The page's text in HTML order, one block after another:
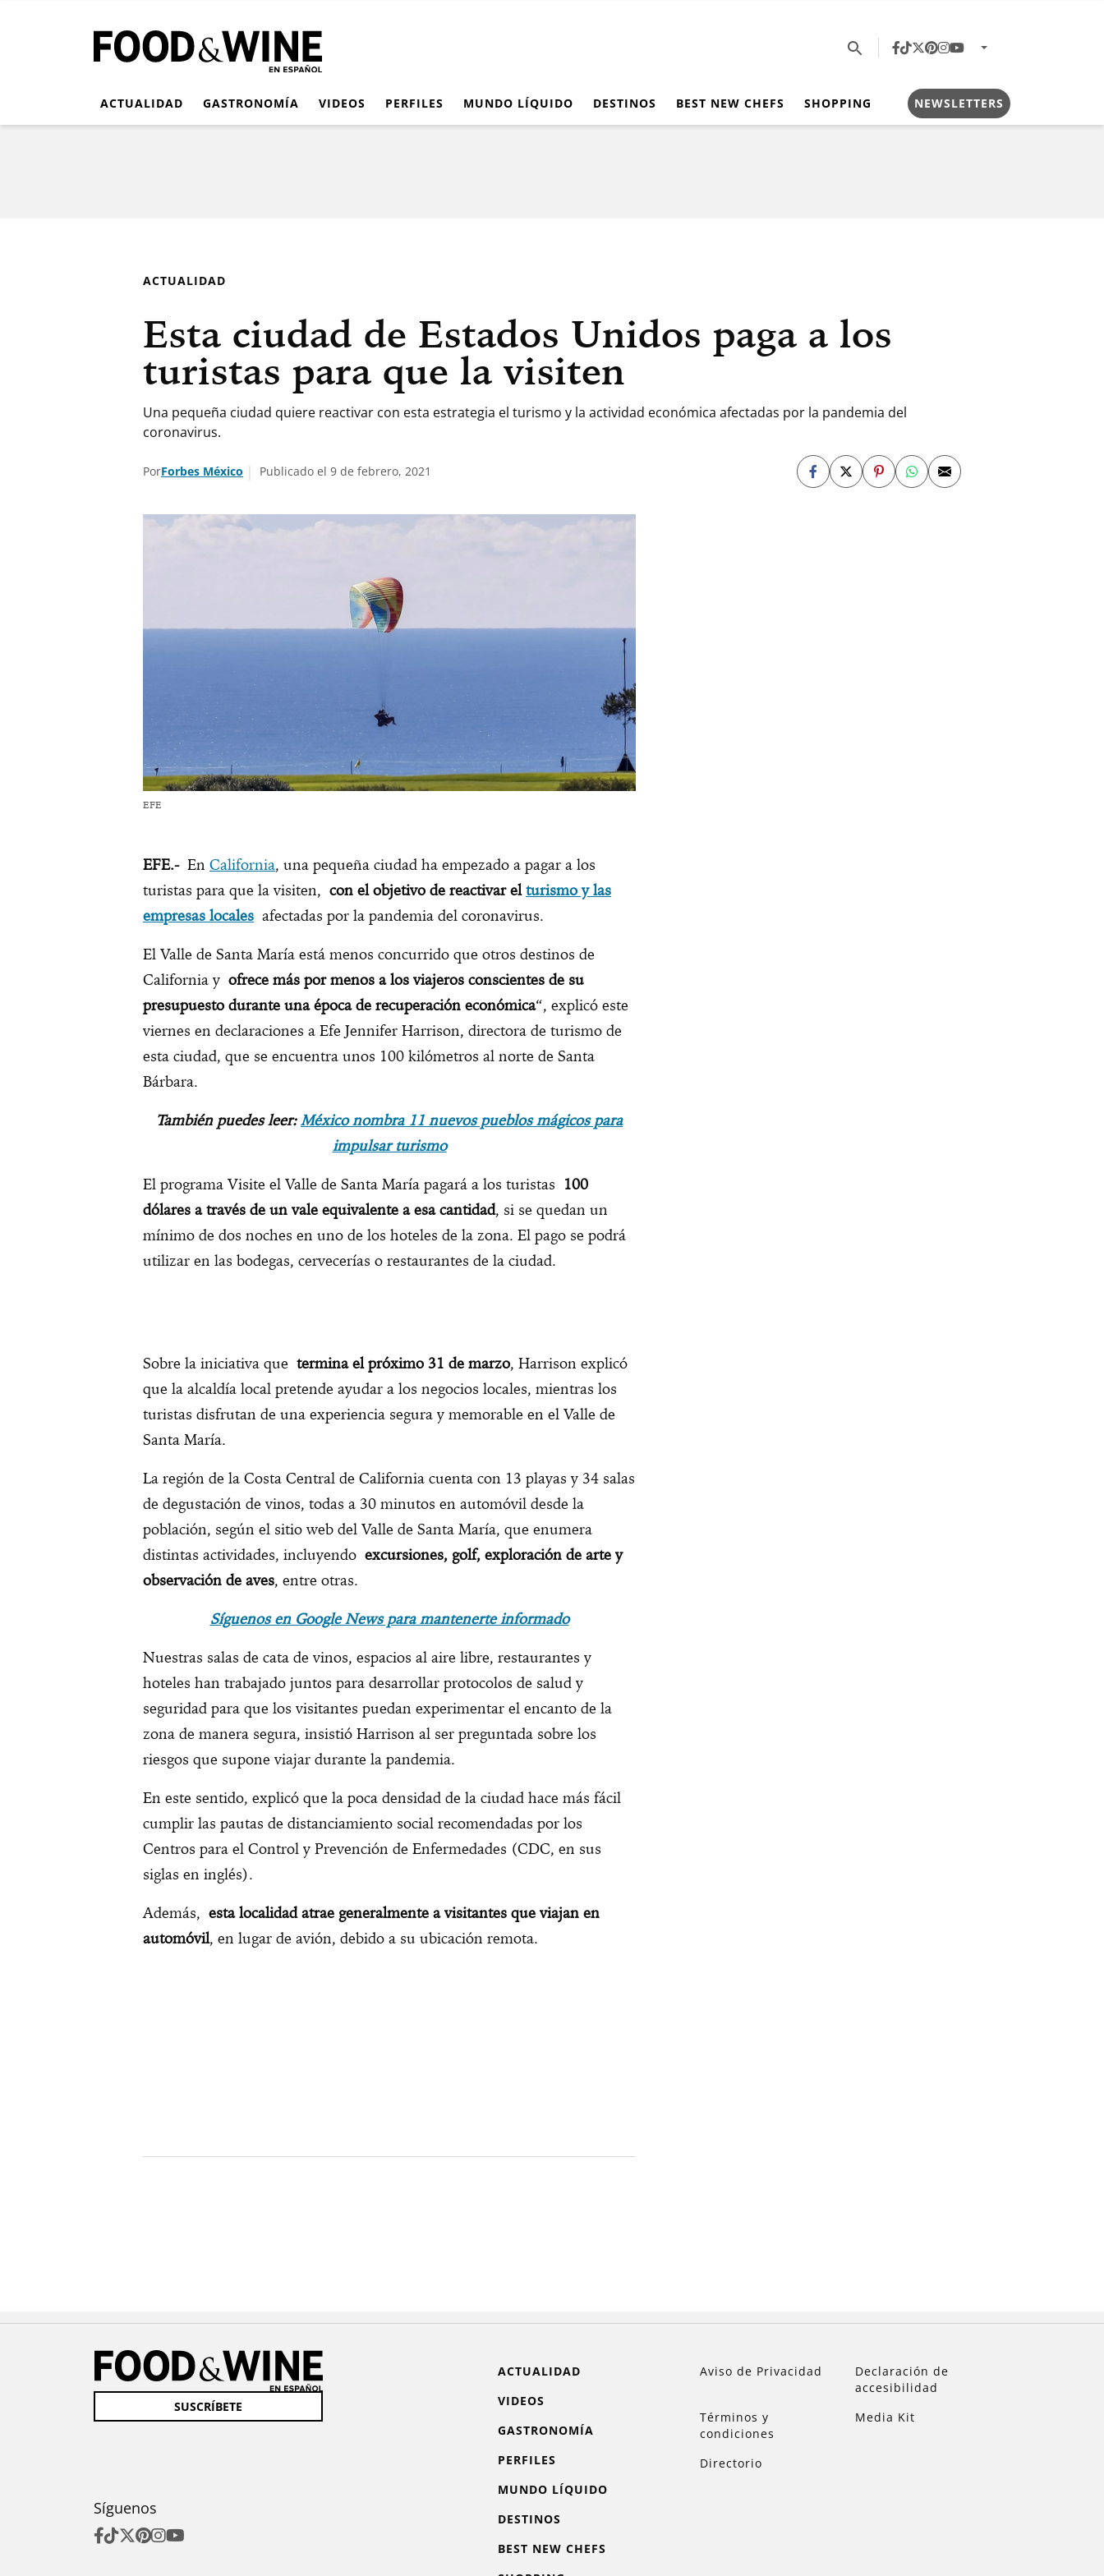
ACTUALIDAD GASTRONOMÍA VIDEOS PERFILES MUNDO LÍQUIDO DESTINOS BEST NEW CHEFS SHOPPING NEWSLETTERS
ACTUALIDAD
Esta ciudad de Estados Unidos paga a los
turistas para que la visiten
Una pequeña ciudad quiere reactivar con esta estrategia el turismo y la actividad económica afectadas por la pandemia del
coronavirus.
PorForbes México Publicado el 9 de febrero, 2021
EFE
EFE.-En California, una pequeña ciudad ha empezado a pagar a los
turistas para que la visiten, con el objetivo de reactivar elturismo y las
empresas locales afectadas por la pandemia del coronavirus.
El Valle de Santa María está menos concurrido que otros destinos de
California y ofrece más por menos a los viajeros conscientes de su
presupuesto durante una época de recuperación económica“, explicó este
viernes en declaraciones a Efe Jennifer Harrison, directora de turismo de
esta ciudad, que se encuentra unos 100 kilómetros al norte de Santa
Bárbara.
También puedes leer:México nombra 11 nuevos pueblos mágicos para
impulsar turismo
El programa Visite el Valle de Santa María pagará a los turistas 100
dólares a través de un vale equivalente a esa cantidad, si se quedan un
mínimo de dos noches en uno de los hoteles de la zona. El pago se podrá
utilizar en las bodegas, cervecerías o restaurantes de la ciudad.
Sobre la iniciativa que termina el próximo 31 de marzo, Harrison explicó
que la alcaldía local pretende ayudar a los negocios locales, mientras los
turistas disfrutan de una experiencia segura y memorable en el Valle de
Santa María.
La región de la Costa Central de California cuenta con 13 playas y 34 salas
de degustación de vinos, todas a 30 minutos en automóvil desde la
población, según el sitio web del Valle de Santa María, que enumera
distintas actividades, incluyendo excursiones, golf, exploración de arte y
observación de aves, entre otras.
Síguenos en Google News para mantenerte informado
Nuestras salas de cata de vinos, espacios al aire libre, restaurantes y
hoteles han trabajado juntos para desarrollar protocolos de salud y
seguridad para que los visitantes puedan experimentar el encanto de la
zona de manera segura, insistió Harrison al ser preguntada sobre los
riesgos que supone viajar durante la pandemia.
En este sentido, explicó que la poca densidad de la ciudad hace más fácil
cumplir las pautas de distanciamiento social recomendadas por los
Centros para el Control y Prevención de Enfermedades (CDC, en sus
siglas en inglés).
Además, esta localidad atrae generalmente a visitantes que viajan en
automóvil, en lugar de avión, debido a su ubicación remota.
SUSCRÍBETE
Síguenos
ACTUALIDAD
VIDEOS
GASTRONOMÍA
PERFILES
MUNDO LÍQUIDO
DESTINOS
BEST NEW CHEFS
Aviso de Privacidad
Declaración de
accesibilidad
Términos y
condiciones
Media Kit
Directorio